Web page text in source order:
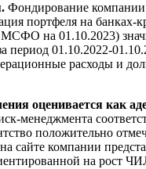
Фондирование компании
портфеля на банках-
МСФО на 01.10.2023)
период 01.10.2022-
расходы и
оценивается как
менеджмента
положительно
сайте компании
на рост